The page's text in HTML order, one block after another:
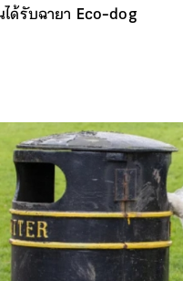
ด้รับฉายา Eco-dog